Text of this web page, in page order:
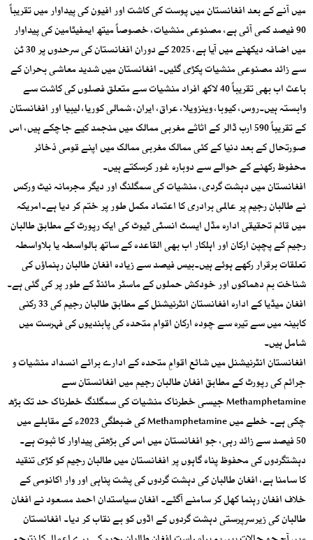
میں آنے کے بعد افغانستان میں پوست کی کاشت اور افیون کی پیداوار میں تقریباً
90 فیصد کمی آئی ہے، مصنوعی منشیات، خصوصاً میتھ ایمفیٹامین کی پیداوار
میں اضافہ دیکھنے میں آیا ہے، 2025 کے دوران افغانستان کی سرحدوں پر 30 ٹن
سے زائد مصنوعی منشیات پکڑی گئیں۔ افغانستان میں شدید معاشی بحران کے
باعث اب بھی تقریباً 40 لاکھ افراد منشیات سے متعلق فصلوں کی کاشت سے
وابستہ ہیں۔روس، کیوبا، وینزویلا، عراق، ایران، شمالی کوریا، لیبیا اور افغانستان
کے تقریباً 590 ارب ڈالر کے اثاثے مغربی ممالک میں منجمد کیے جاچکے ہیں، اس
صورتحال کے بعد دنیا کے کئی ممالک مغربی ممالک میں اپنے قومی ذخائر
محفوظ رکھنے کے حوالے سے دوبارہ غور کرسکتے ہیں۔
افغانستان میں دہشت گردی، منشیات کی سمگلنگ اور دیگر مجرمانہ نیٹ ورکس
نے طالبان رجیم پر عالمی برادری کا اعتماد مکمل طور پر ختم کر دیا ہے۔امریکہ
میں قائم تحقیقی ادارہ مڈل ایسٹ انسٹی ٹیوٹ کی ایک رپورٹ کے مطابق طالبان
رجیم کے پچپن ارکان اور اہلکار اب بھی القاعدہ کے ساتھ بالواسطہ یا بلاواسطہ
تعلقات برقرار رکھے ہوئے ہیں۔بیس فیصد سے زیادہ افغان طالبان رہنماؤں کی
شناخت بم دھماکوں اور خودکش حملوں کے ماسٹر مائنڈ کے طور پر کی گئی ہے۔
افغان میڈیا کے ادارہ افغانستان انٹرنیشنل کے مطابق طالبان رجیم کی 33 رکنی
کابینہ میں سے تیرہ سے چودہ ارکان اقوام متحدہ کی پابندیوں کی فہرست میں
شامل ہیں۔
افغانستان انٹرنیشنل میں شائع اقوامِ متحدہ کے ادارے برائے انسداد منشیات و
جرائم کی رپورٹ کے مطابق افغان طالبان رجیم میں افغانستان سے
Methamphetamine جیسی خطرناک منشیات کی سمگلنگ خطرناک حد تک بڑھ
چکی ہے۔ خطے میں Methamphetamine کی ضبطگی 2023ء کے مقابلے میں
50 فیصد سے زائد رہی، جو افغانستان میں اس کی بڑھتی پیداوار کا ثبوت ہے۔
دہشتگردوں کی محفوظ پناہ گاہوں پر افغانستان میں طالبان رجیم کو کڑی تنقید
کا سامنا ہے، افغان طالبان کی دہشت گردوں کی پشت پناہی اور وار اکانومی کے
خلاف افغان رہنما کھل کر سامنے آگئے۔ افغان سیاستدان احمد مسعود نے افغان
طالبان کی زیرسرپرستی دہشت گردوں کے اڈوں کو بے نقاب کر دیا۔ افغانستان